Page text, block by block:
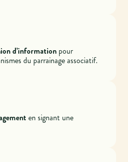
d’information pour
du parrainage associatif.
en signant une